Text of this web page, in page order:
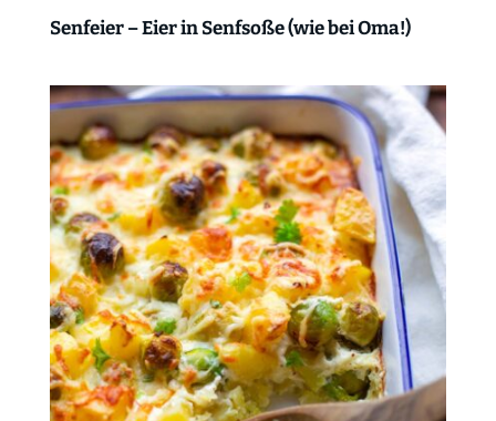
Senfeier – Eier in Senfsoße (wie bei Oma!)